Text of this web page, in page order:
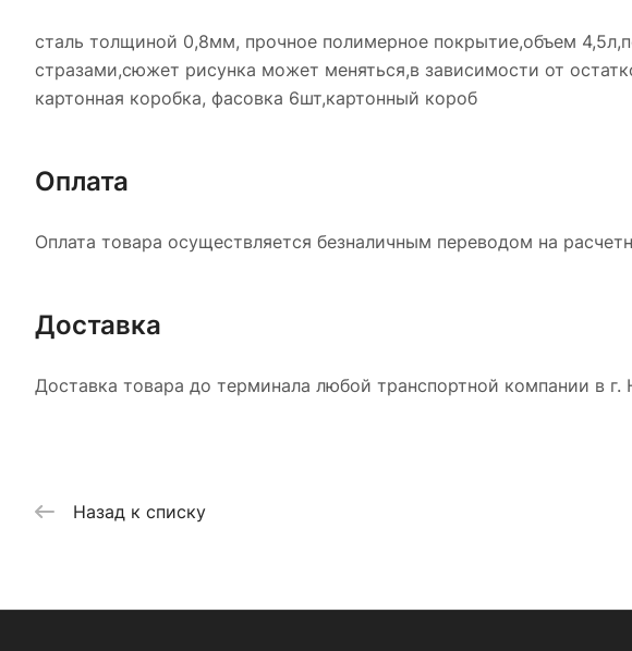
сталь толщиной 0,8мм, прочное полимерное покрытие,объем
стразами,сюжет рисунка может меняться,в зависимости от
картонная коробка, фасовка 6шт,картонный короб
Оплата
Оплата товара осуществляется безналичным переводом на
Доставка
Доставка товара до терминала любой транспортной компании в
Назад к списку